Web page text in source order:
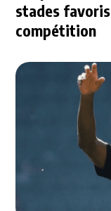
stades
compétition